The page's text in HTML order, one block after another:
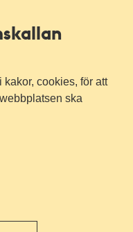
cookies, för att
ska